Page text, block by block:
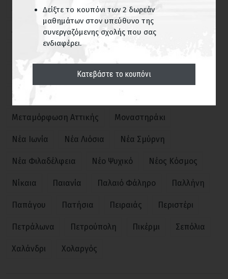
ΕΥΡΕΣΗ
Άγιος Ιωάννης Ρέντη Αθήνα Αιγάλεω
Αμπελόκηποι Ανθούπολη Βάρη
Ιλίσια Κορωπί Κουκάκι
Μεταμόρφωση Αττικής Μοναστηράκι
Νέα Ιωνία Νέα Λιόσια Νέα Σμύρνη
Νέα Φιλαδέλφεια Νέο Ψυχικό Νέος Κόσμος
Νίκαια Παιανία Παλαιό Φάληρο Παλλήνη
Παπάγου Πατήσια Πειραιάς Περιστέρι
Πετράλωνα Πετρούπολη Πικέρμι Σεπόλια
Χαλάνδρι Χολαργός
Δείξτε το κουπόνι των 2 δωρεάν
μαθημάτων στον υπεύθυνο της
συνεργαζόμενης σχολής που σας
ενδιαφέρει.
Κατεβάστε το κουπόνι